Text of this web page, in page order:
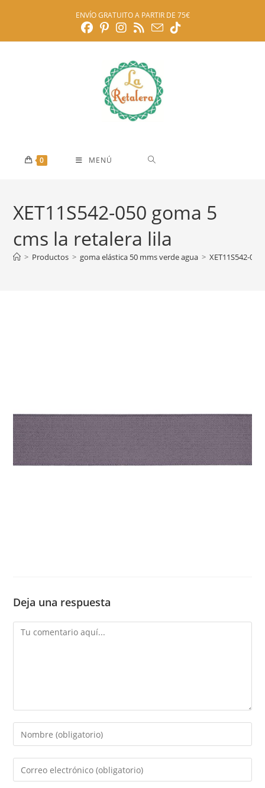
ENVÍO GRATUITO A PARTIR DE 75€
0 MENÚ
XET11S542-050 goma 5
cms la retalera lila
> Productos > goma elástica 50 mms verde agua > XET11S542-
Deja una respuesta
Comentario
Introduce
tu
nombre
Introduce
tu